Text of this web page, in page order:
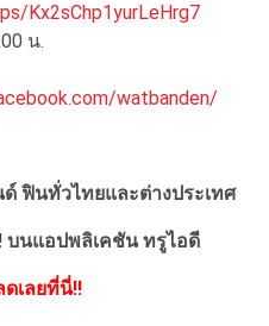
Kx2sChp1yurLeHrg7
น.
watbanden/
ฟินทั่วไทยและต่างประเทศ
บนแอปพลิเคชัน ทรูไอดี
เลยที่นี่!!